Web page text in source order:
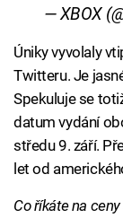
— XBOX
Úniky vyvolaly
Twitteru. Je
Spekuluje se
datum vydání
středu 9. září.
let od
Co říkáte na